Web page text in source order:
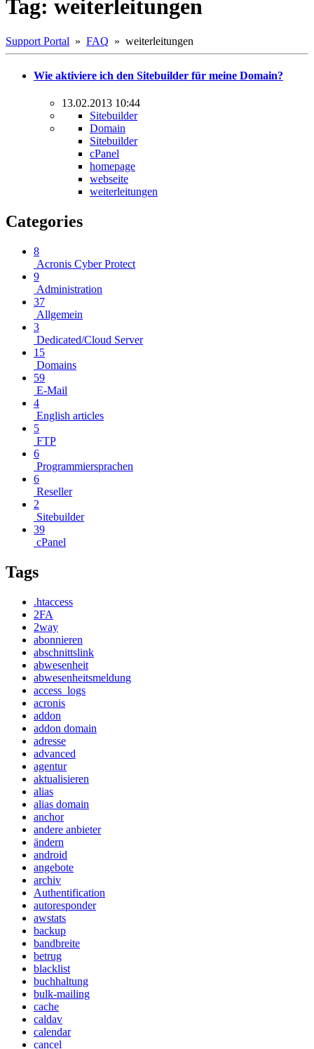
Tag: weiterleitungen
Support Portal » FAQ » weiterleitungen
Wie aktiviere ich den Sitebuilder für meine Domain?
13.02.2013 10:44
Sitebuilder
Domain
Sitebuilder
cPanel
homepage
webseite
weiterleitungen
Categories
8
Acronis Cyber Protect
9
Administration
37
Allgemein
3
Dedicated/Cloud Server
15
Domains
59
E-Mail
4
English articles
5
FTP
6
Programmiersprachen
6
Reseller
2
Sitebuilder
39
cPanel
Tags
.htaccess
2FA
2way
abonnieren
abschnittslink
abwesenheit
abwesenheitsmeldung
access_logs
acronis
addon
addon domain
adresse
advanced
agentur
aktualisieren
alias
alias domain
anchor
andere anbieter
ändern
android
angebote
archiv
Authentification
autoresponder
awstats
backup
bandbreite
betrug
blacklist
buchhaltung
bulk-mailing
cache
caldav
calendar
cancel